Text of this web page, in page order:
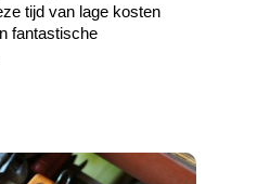
tijd van lage kosten
fantastische